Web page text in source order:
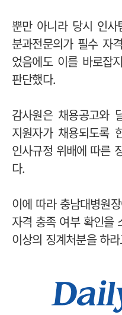
뿐만 아니라 당시 인
분과전문의가 필수 자
었음에도 이를 바로잡
판단했다.
감사원은 채용공고와
지원자가 채용되도록
인사규정 위배에 따른
다.
이에 따라 충남대병원
자격 충족 여부 확인을
이상의 징계처분을 하